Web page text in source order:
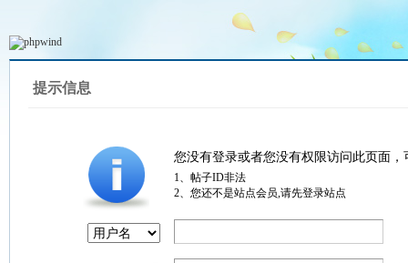
提示信息
您没有登录或者您没有权限访问此页面
1、帖子ID非法
2、您还不是站点会员,请先登录站点